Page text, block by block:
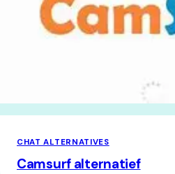
CHAT ALTERNATIVES
Camsurf alternatief